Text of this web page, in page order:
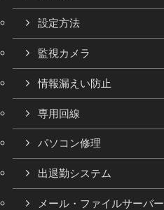
設定方法
監視カメラ
情報漏えい防止
専用回線
パソコン修理
出退勤システム
メール・ファイルサーバー